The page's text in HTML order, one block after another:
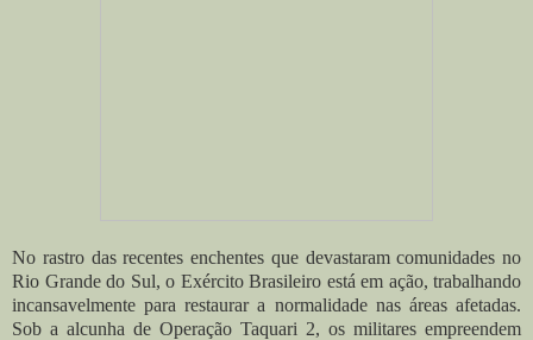
No rastro das recentes enchentes que devastaram comunidades no
Rio Grande do Sul, o Exército Brasileiro está em ação, trabalhando
incansavelmente para restaurar a normalidade nas áreas afetadas.
Sob a alcunha de Operação Taquari 2, os militares empreendem